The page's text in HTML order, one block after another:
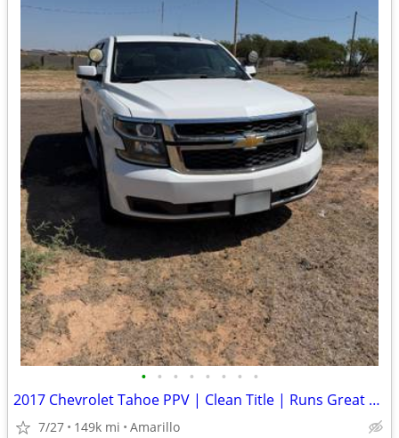
• • • • • • • •
2017 Chevrolet Tahoe PPV | Clean Title | Runs Great | Cold A/C
7/27 149k mi Amarillo